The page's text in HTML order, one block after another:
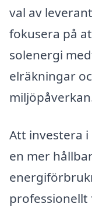
val av
fokusera på
solenergi
elräkningar
Att investera
en mer
professionellt